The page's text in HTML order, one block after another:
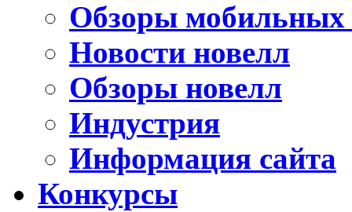
Обзоры мобильных
Новости новелл
Обзоры новелл
Индустрия
Информация сайта
Конкурсы